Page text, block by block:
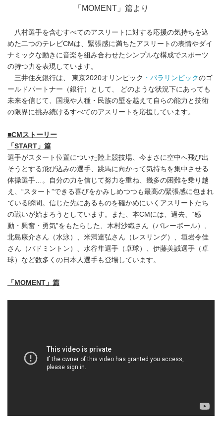
「MOMENT」篇より
八村選手を含むすべてのアスリートに対する応援の気持ちを込
めた二つのテレビCMは、緊張感に満ちたアスリートの表情やダイ
ナミックな動きに音楽を組み合わせたシンプルな構成でスポーツ
の持つ力を表現しています。
三井住友銀行は、 東京2020オリンピック ・パラリンピックのゴ
ールドパートナー（銀行）として、 どのような状況下にあっても
未来を信じて、国境や人種・民族の壁を越えて自らの能力と技術
の限界に挑み続けるすべてのアスリートを応援しています。
■CM ストーリー
「 START 」篇
選手がスタート位置についた陸上競技場、今まさに空中へ飛び出
そうとする飛び込みの選手、跳馬に向かって気持ちを集中させる
体操選手…。自分の力を信じて努力を重ね、幾多の困難を乗り越
え、“スタート”できる喜びをかみしめつつも最高の緊張感に包まれ
ている瞬間。信じた先にあるものを確かめにいくアスリートたち
の戦いが始まろうとしています。また、本CMには、過去、“感
動・興奮・勇気”をもたらした、木村沙織さん（バレーボール）、
北島康介さん（水泳）、米満達弘さん（レスリング）、垣岩令佳
さん（バドミントン）、水谷隼選手（卓球）、伊藤美誠選手（卓
球）など数多くの日本人選手も登場しています。
「 MOMENT 」篇